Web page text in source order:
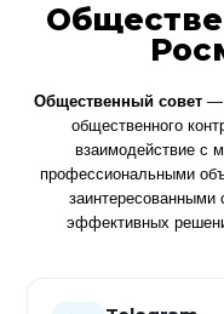
Общественный совет—
общественного
взаимодействие с
профессиональными
заинтересованными
эффективных